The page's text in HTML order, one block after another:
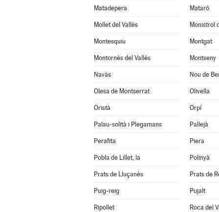
Matadepera Mataró
Mollet del Vallès Monistrol
Montesquiu Montgat
Montornès del Vallès Montseny
Navàs Nou de
Olesa de Montserrat Olivella
Oristà Orpí
Palau-solità i Plegamans Pallejà
Perafita Piera
Pobla de Lillet, la Polinyà
Prats de Lluçanès Prats de
Puig-reig Pujalt
Ripollet Roca del